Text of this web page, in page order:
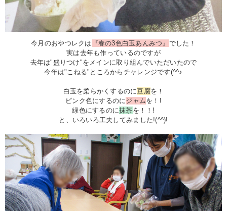
今月のおやつレクは 『春の3色白玉あんみつ』 でした！
実は去年も作っているのですが
去年は"盛りつけ"をメインに取り組んでいただいたので
今年は"こねる"ところからチャレンジです(^^♪
白玉を柔らかくするのに豆腐を！
ピンク色にするのにジャムを！!
緑色にするのに抹茶を！！!
と、いろいろ工夫してみました!(^^)!